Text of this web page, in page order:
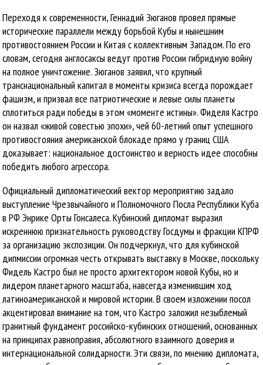
Переходя к современности, Геннадий Зюганов провел прямые
исторические параллели между борьбой Кубы и нынешним
противостоянием России и Китая с коллективным Западом. По его
словам, сегодня англосаксы ведут против России гибридную войну
на полное уничтожение. Зюганов заявил, что крупный
транснациональный капитал в моменты кризиса всегда порождает
фашизм, и призвал все патриотические и левые силы планеты
сплотиться ради победы в этом «моменте истины». Фиделя Кастро
он назвал «живой совестью эпохи», чей 60-летний опыт успешного
противостояния американской блокаде прямо у границ США
доказывает: национальное достоинство и верность идее способны
победить любого агрессора.
Официальный дипломатический вектор мероприятию задало
выступление Чрезвычайного и Полномочного Посла Республики Куба
в РФ Энрике Орты Гонсалеса. Кубинский дипломат выразил
искреннюю признательность руководству Госдумы и фракции КПРФ
за организацию экспозиции. Он подчеркнул, что для кубинской
дипмиссии огромная честь открывать выставку в Москве, поскольку
Фидель Кастро был не просто архитектором новой Кубы, но и
лидером планетарного масштаба, навсегда изменившим ход
латиноамериканской и мировой истории. В своем изложении посол
акцентировал внимание на том, что Кастро заложил незыблемый
гранитный фундамент российско-кубинских отношений, основанных
на принципах равноправия, абсолютного взаимного доверия и
интернациональной солидарности. Эти связи, по мнению дипломата,